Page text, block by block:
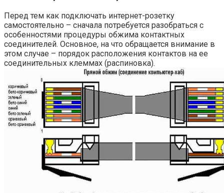
Перед тем как подключать интернет-розетку
самостоятельно – сначала потребуется разобраться с
особенностями процедуры обжима контактных
соединителей. Основное, на что обращается внимание в
этом случае – порядок расположения контактов на ее
соединительных клеммах (распиновка).